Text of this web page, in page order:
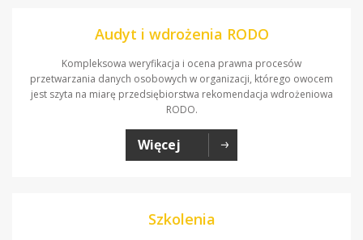
Audyt i wdrożenia RODO
Kompleksowa weryfikacja i ocena prawna procesów
przetwarzania danych osobowych w organizacji, którego owocem
jest szyta na miarę przedsiębiorstwa rekomendacja wdrożeniowa
RODO.
Więcej
Szkolenia